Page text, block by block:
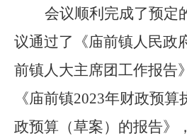
会议顺利完成了预定
议通过了
《庙前镇人民政
前镇人大主席团工作报告
《庙前镇2023年财政预算
政预算（草案）的报告》
，